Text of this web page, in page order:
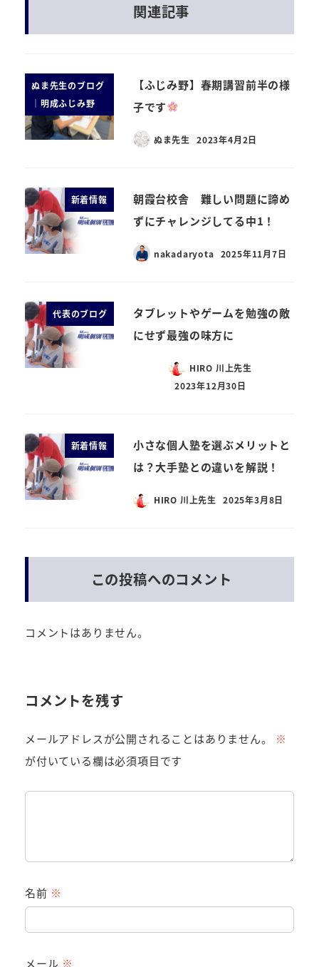
関連記事
ぬま先生のブログ
｜明成ふじみ野
【ふじみ野】春期講習前半の様
子です
ぬま先生 2023年4月2日
新着情報
朝霞台校舎 難しい問題に諦め
ずにチャレンジしてる中1！
nakadaryota 2025年11月7日
代表のブログ
タブレットやゲームを勉強の敵
にせず最強の味方に
HIRO 川上先生
2023年12月30日
新着情報
小さな個人塾を選ぶメリットと
は？大手塾との違いを解説！
HIRO 川上先生 2025年3月8日
この投稿へのコメント
コメントはありません。
コメントを残す
メールアドレスが公開されることはありません。
※
が付いている欄は必須項目です
名前 ※
メール ※